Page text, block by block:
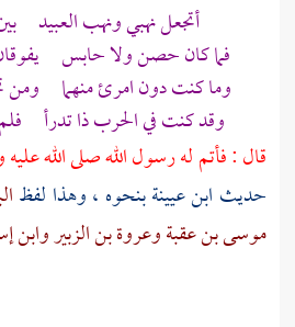
أتجعل نهبي ونهب العبيد
فما كان حصن ولا حابس
وما كنت دون امرئ منهما ومن
وقد كنت في الحرب ذا تدرأ فلم
قال : فأتم له رسول الله صلى الله
حديث ابن عيينةبنحوه ، وهذا لفظ
موسى بن عقبةوعروة بن الزبيروابن